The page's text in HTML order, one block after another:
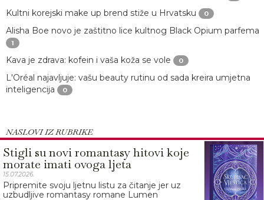
Kultni korejski make up brend stiže u Hrvatsku 0
Alisha Boe novo je zaštitno lice kultnog Black Opium parfema
1
Kava je zdrava: kofein i vaša koža se vole 0
L'Oréal najavljuje: vašu beauty rutinu od sada kreira umjetna
inteligencija
0
NASLOVI IZ RUBRIKE
Stigli su novi romantasy hitovi koje
morate imati ovoga ljeta
15.07.2026.
Pripremite svoju ljetnu listu za čitanje jer uz
uzbudljive romantasy romane Lumen